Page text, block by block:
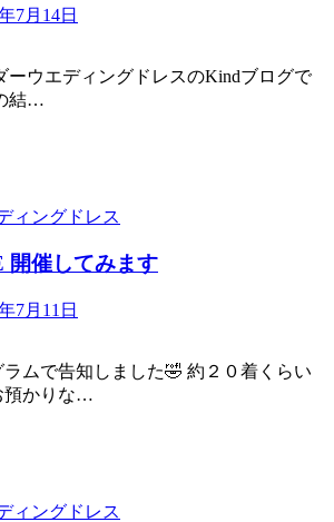
7月14日
ーウエディングドレスのKindブログで
結…
ィングドレス
開催してみます
7月11日
ムで告知しました🤣 約２０着くらい
預かりな…
ィングドレス